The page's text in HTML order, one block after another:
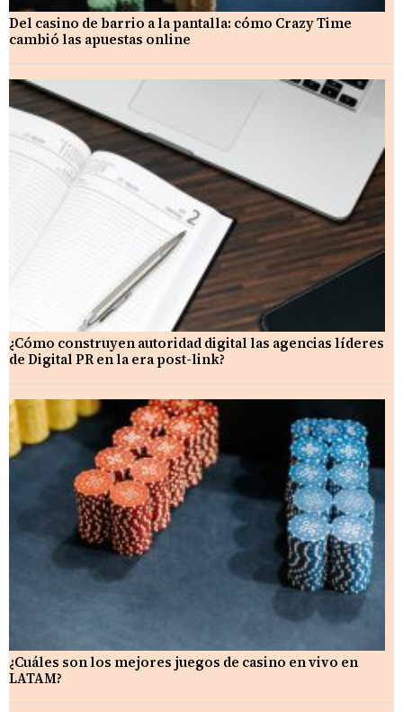
Del casino de barrio a la pantalla: cómo Crazy Time
cambió las apuestas online
¿Cómo construyen autoridad digital las agencias líderes
de Digital PR en la era post-link?
¿Cuáles son los mejores juegos de casino en vivo en
LATAM?